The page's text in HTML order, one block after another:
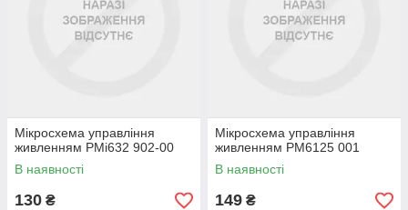
Мікросхема управління
живленням PMi632 902-00
В наявності
130 ₴
Мікросхема управління
живленням PM6125 001
В наявності
149 ₴